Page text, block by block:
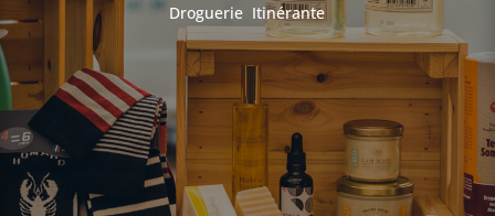
Droguerie Itinérante